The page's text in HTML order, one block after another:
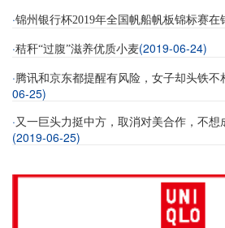
·锦州银行杯2019年全国帆船帆板锦标赛在
·秸秆“过腹”滋养优质小麦(2019-06-24)
·腾讯和京东都提醒有风险，女子却头铁不
06-25)
· 又一巨头力挺中方，取消对美合作，不想
(2019-06-25)